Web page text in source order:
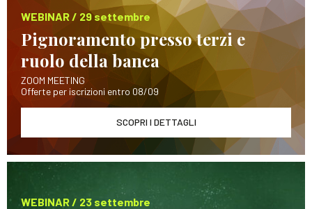
WEBINAR / 29 settembre
Pignoramento presso terzi e
ruolo della banca
ZOOM MEETING
Offerte per iscrizioni entro 08/09
SCOPRI I DETTAGLI
WEBINAR / 23 settembre